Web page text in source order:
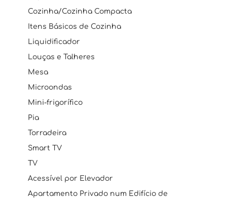
Cozinha/Cozinha Compacta
Itens Básicos de Cozinha
Liquidificador
Louças e Talheres
Mesa
Microondas
Mini-frigorífico
Pia
Torradeira
Smart TV
TV
Acessível por Elevador
Apartamento Privado num Edifício de